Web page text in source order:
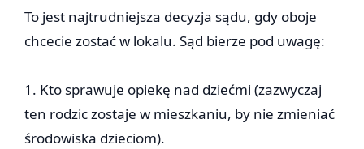
To jest najtrudniejsza decyzja sądu, gdy oboje
chcecie zostać w lokalu. Sąd bierze pod uwagę:
1. Kto sprawuje opiekę nad dziećmi (zazwyczaj
ten rodzic zostaje w mieszkaniu, by nie zmieniać
środowiska dzieciom).